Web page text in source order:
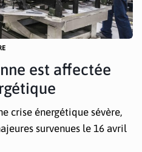
est affectée
crise énergétique sévère,
survenues le 16 avril